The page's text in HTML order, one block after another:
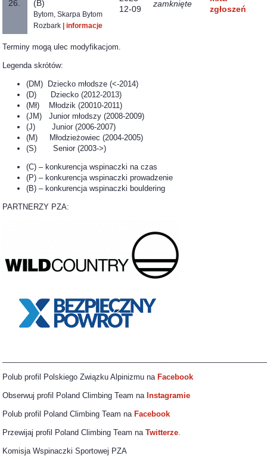
26.
(B)
Bytom, Skarpa Bytom
Rozbark | informacje
12-09
zamknięte
zgłoszeń
Terminy mogą ulec modyfikacjom.
Legenda skrótów:
(DM) Dziecko młodsze (<-2014)
(D) Dziecko (2012-2013)
(Mł) Młodzik (20010-2011)
(JM) Junior młodszy (2008-2009)
(J) Junior (2006-2007)
(M) Młodzieżowiec (2004-2005)
(S) Senior (2003->)
(C) – konkurencja wspinaczki na czas
(P) – konkurencja wspinaczki prowadzenie
(B) – konkurencja wspinaczki bouldering
PARTNERZY PZA:
Polub profil Polskiego Związku Alpinizmu naFacebook
Obserwuj profil Poland Climbing Team naInstagramie
Polub profil Poland Climbing Team naFacebook
Przewijaj profil Poland Climbing Team naTwitterze
Komisja Wspinaczki Sportowej PZA